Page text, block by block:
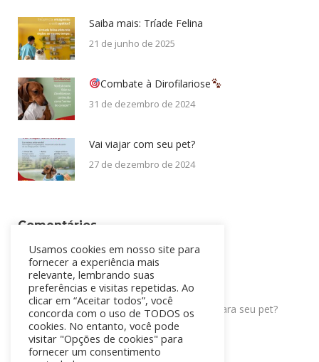
Saiba mais: Tríade Felina
21 de junho de 2025
Combate à Dirofilariose
31 de dezembro de 2024
Vai viajar com seu pet?
27 de dezembro de 2024
Comentários
MariemUma história: Gold Black
igorem100k Pacientes
igoremQual a frequência de banhos ideal para seu pet?
Usamos cookies em nosso site para
fornecer a experiência mais
relevante, lembrando suas
preferências e visitas repetidas. Ao
clicar em “Aceitar todos”, você
concorda com o uso de TODOS os
cookies. No entanto, você pode
visitar "Opções de cookies" para
fornecer um consentimento
WhatsApp